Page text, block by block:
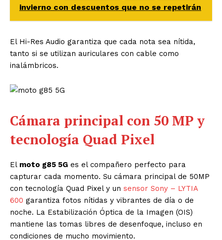
invierno con descuentos que no se repetirán
El Hi-Res Audio garantiza que cada nota sea nítida,
tanto si se utilizan auriculares con cable como
inalámbricos.
Cámara principal con 50 MP y
tecnología Quad Pixel
El moto g85 5G es el compañero perfecto para
capturar cada momento. Su cámara principal de 50MP
con tecnología Quad Pixel y un sensor Sony – LYTIA
600 garantiza fotos nítidas y vibrantes de día o de
noche. La Estabilización Óptica de la Imagen (OIS)
mantiene las tomas libres de desenfoque, incluso en
condiciones de mucho movimiento.